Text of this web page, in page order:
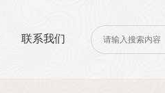
联系我们